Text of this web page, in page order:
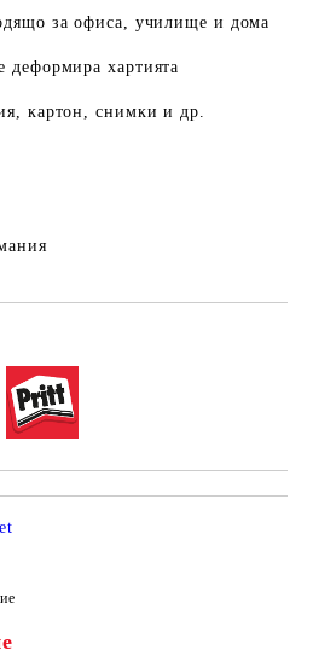
за офиса, училище и дома
деформира хартията
картон, снимки и др.